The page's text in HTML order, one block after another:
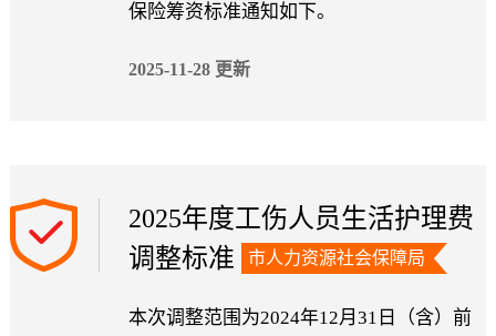
保险筹资标准通知如下。
2025-11-28 更新
2025年度工伤人员生活护理费
调整标准
市人力资源社会保障局
本次调整范围为2024年12月31日（含）前